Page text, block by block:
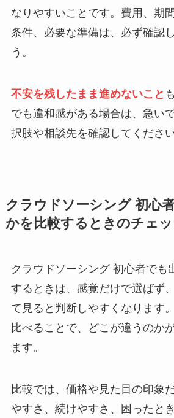
なりやすいことです。費用、期
条件、必要な準備は、必ず確認
う。
不安を残したまま進めないこと
でも違和感がある場合は、急い
択肢や相談先を確認してください
クラウドソーシング 初心
かを比較するときのチェ
クラウドソーシング 初心者でも
するときは、感覚だけで選ばず
て見ると判断しやすくなります
比べることで、どこが違うのか
ます。
比較では、価格や見た目の印象
やすさ、続けやすさ、困ったと